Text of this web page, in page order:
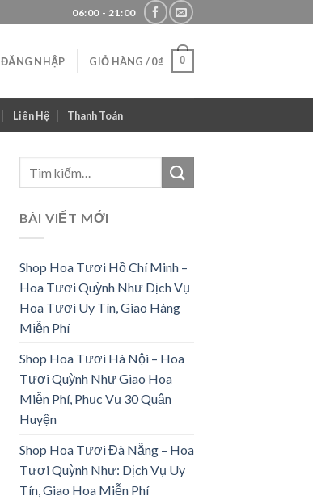
06:00 - 21:00
ĐĂNG NHẬP GIỎ HÀNG /0₫ 0
Liên Hệ Thanh Toán
BÀI VIẾT MỚI
Shop Hoa Tươi Hồ Chí Minh –
Hoa Tươi Quỳnh Như Dịch Vụ
Hoa Tươi Uy Tín, Giao Hàng
Miễn Phí
Shop Hoa Tươi Hà Nội – Hoa
Tươi Quỳnh Như Giao Hoa
Miễn Phí, Phục Vụ 30 Quận
Huyện
Shop Hoa Tươi Đà Nẵng – Hoa
Tươi Quỳnh Như: Dịch Vụ Uy
Tín, Giao Hoa Miễn Phí